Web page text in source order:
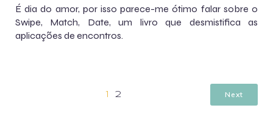
É dia do amor, por isso parece-me ótimo falar sobre o
Swipe, Match, Date, um livro que desmistifica as
aplicações de encontros.
1 2 Next